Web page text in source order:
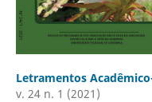
Letramentos
v. 24 n. 1 (2021)